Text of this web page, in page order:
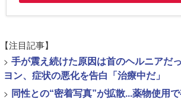
【注目記事】
> 手が震え続けた原因は首のヘルニアだ
ヨン、症状の悪化を告白「治療中だ」
> 同性との“密着写真”が拡散...薬物使用